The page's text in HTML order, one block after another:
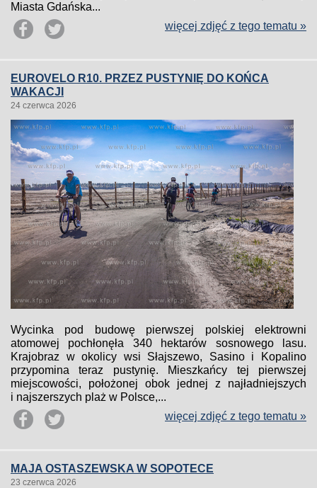
Miasta Gdańska...
więcej zdjęć z tego tematu »
EUROVELO R10. PRZEZ PUSTYNIĘ DO KOŃCA
WAKACJI
24 czerwca 2026
Wycinka pod budowę pierwszej polskiej elektrowni
atomowej pochłonęła 340 hektarów sosnowego lasu.
Krajobraz w okolicy wsi Słajszewo, Sasino i Kopalino
przypomina teraz pustynię. Mieszkańcy tej pierwszej
miejscowości, położonej obok jednej z najładniejszych
i najszerszych plaż w Polsce,...
więcej zdjęć z tego tematu »
MAJA OSTASZEWSKA W SOPOTECE
23 czerwca 2026